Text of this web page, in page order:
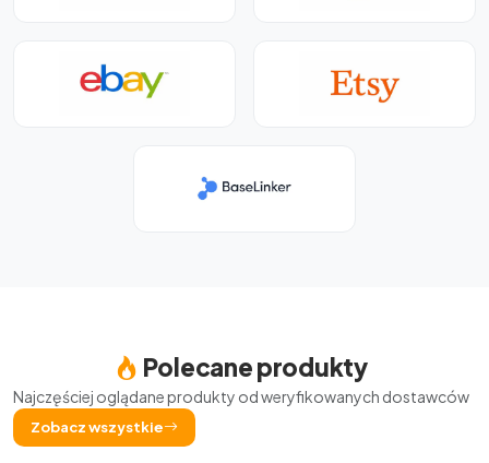
Polecane produkty
Najczęściej oglądane produkty od weryfikowanych dostawców
Zobacz wszystkie